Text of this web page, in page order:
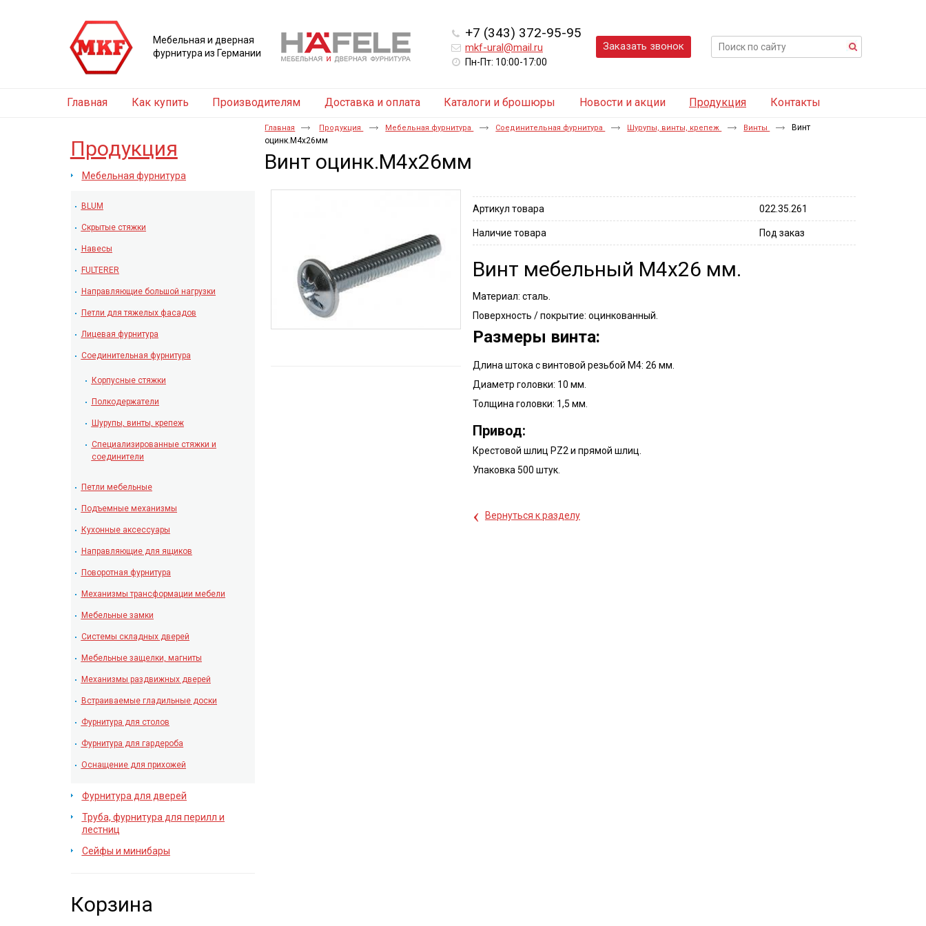
+7 (343) 372-95-95
mkf-ural@mail.ru
Пн-Пт: 10:00-17:00
Заказать звонок
Мебельная и дверная
фурнитура из Германии
Главная Как купить Производителям Доставка и оплата Каталоги и брошюры Новости и акции Продукция Контакты
Продукция
Мебельная фурнитура
BLUM
Скрытые стяжки
Навесы
FULTERER
Направляющие большой нагрузки
Петли для тяжелых фасадов
Лицевая фурнитура
Соединительная фурнитура
Корпусные стяжки
Полкодержатели
Шурупы, винты, крепеж
Специализированные стяжки и
соединители
Петли мебельные
Подъемные механизмы
Кухонные аксессуары
Направляющие для ящиков
Поворотная фурнитура
Механизмы трансформации мебели
Мебельные замки
Системы складных дверей
Мебельные защелки, магниты
Механизмы раздвижных дверей
Встраиваемые гладильные доски
Фурнитура для столов
Фурнитура для гардероба
Оснащение для прихожей
Фурнитура для дверей
Труба, фурнитура для перилл и
лестниц
Сейфы и минибары
Корзина
Главная Продукция Мебельная фурнитура Соединительная фурнитура Шурупы, винты, крепеж Винты
Винт
оцинк.M4x26мм
Винт оцинк.M4x26мм
Артикул товара 022.35.261
Наличие товара Под заказ
Винт мебельный M4x26 мм.
Материал: сталь.
Поверхность / покрытие: оцинкованный.
Размеры винта:
Длина штока с винтовой резьбой М4: 26 мм.
Диаметр головки: 10 мм.
Толщина головки: 1,5 мм.
Привод:
Крестовой шлиц PZ2 и прямой шлиц.
Упаковка 500 штук.
‹ Вернуться к разделу